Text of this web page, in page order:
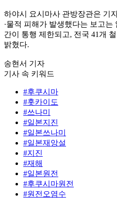
하야시 요시마사 관방장관은 기
·물적 피해가 발생했다는 보고는
간이 통행 제한되고, 전국 41개
밝혔다.
송현서 기자
기사 속 키워드
#후쿠시마
#홋카이도
#쓰나미
#일본지진
#일본쓰나미
#일본재앙설
#지진
#재해
#일본원전
#후쿠시마원전
#원전오염수